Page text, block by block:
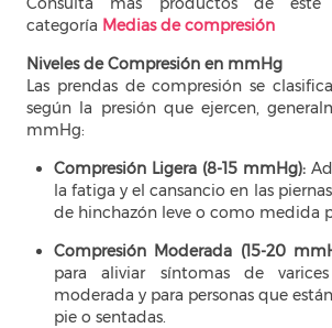
categoría Medias de compresión
Niveles de Compresión en mmHg
Las prendas de compresión se
según la presión que ejercen,
mmHg:
Compresión Ligera (8-15 mmHg):
la fatiga y el cansancio en las
de hinchazón leve o como medida
Compresión Moderada (15-20
para aliviar síntomas de
moderada y para personas que
pie o sentadas.